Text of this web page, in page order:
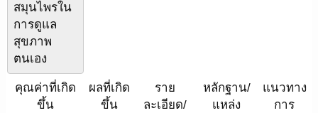
สมุนไพรใน
การดูแล
สุขภาพ
ตนเอง
คุณค่าที่เกิด
ขึ้น
ผลที่เกิด
ขึ้น
ราย
ละเอียด/
หลักฐาน/
แหล่ง
แนวทาง
การ